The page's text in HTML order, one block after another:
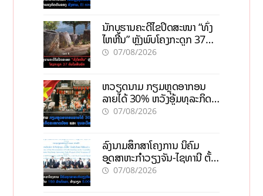
ນັກບູຮານຄະດີໄຂປິດສະໜາ “ທົ່ງ
ໄຫຫີນ” ຫຼັງພົບໂຄງກະດູກ 37
ຄົນໃນຫີນຍັກ
07/08/2026
ຫວຽດນາມ ກຽມຫຼຸດອາກອນ
ລາຍໄດ້ 30% ຫວັງອູ້ມທຸລະກິດ
ຂະໜາດນ້ອຍ ແລະ ຈຸນລະ
07/08/2026
ລົງນາມສຶກສາໂຄງການ ນິຄົມ
ອຸດສາຫະກຳວຽງຈັນ-ໄຊທານີ ຕັ້ງ
ເປົ້າດຶງທຶນ 150 ລ້ານໂດລາ, ສ້າງ
07/08/2026